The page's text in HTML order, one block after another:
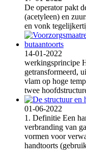
De operator pakt
(acetyleen) en
en vonk
14-01-2022
werkingsprincipe
getransformeerd,
vlam op hoge
twee
01-06-2022
1. Definitie Een
verbranding van
vormen voor
handtoorts